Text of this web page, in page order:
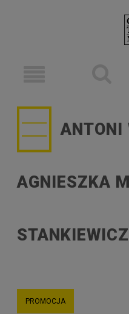
ANTONI
AGNIESZKA
STANKIEWICZ
PROMOCJA